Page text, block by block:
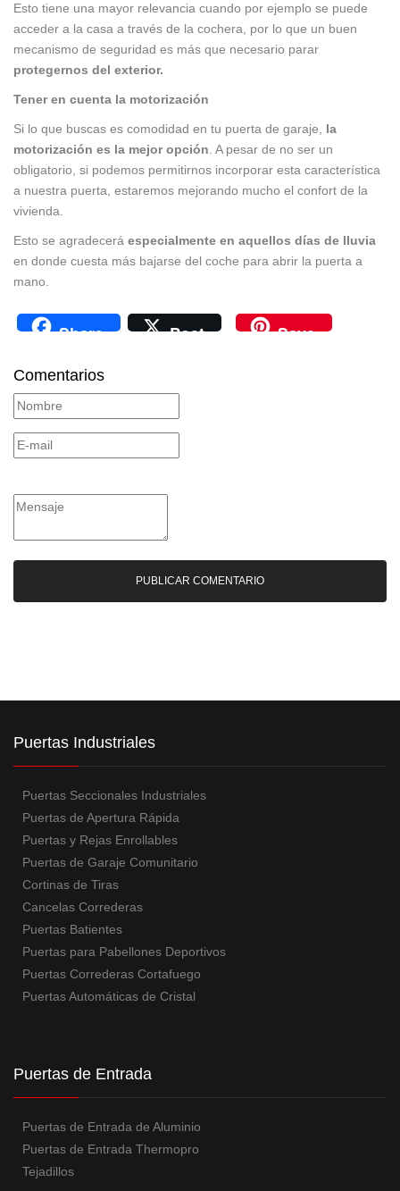
Esto tiene una mayor relevancia cuando por ejemplo se puede
acceder a la casa a través de la cochera, por lo que un buen
mecanismo de seguridad es más que necesario parar
protegernos del exterior.
Tener en cuenta la motorización
Si lo que buscas es comodidad en tu puerta de garaje, la
motorización es la mejor opción. A pesar de no ser un
obligatorio, si podemos permitirnos incorporar esta característica
a nuestra puerta, estaremos mejorando mucho el confort de la
vivienda.
Esto se agradecerá especialmente en aquellos días de lluvia
en donde cuesta más bajarse del coche para abrir la puerta a
mano.
Share Post Save
Comentarios
Puertas Industriales
Puertas Seccionales Industriales
Puertas de Apertura Rápida
Puertas y Rejas Enrollables
Puertas de Garaje Comunitario
Cortinas de Tiras
Cancelas Correderas
Puertas Batientes
Puertas para Pabellones Deportivos
Puertas Correderas Cortafuego
Puertas Automáticas de Cristal
Puertas de Entrada
Puertas de Entrada de Aluminio
Puertas de Entrada Thermopro
Tejadillos